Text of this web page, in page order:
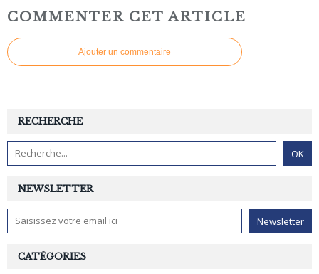
COMMENTER CET ARTICLE
Ajouter un commentaire
NEWSLETTER
RECHERCHE
CATÉGORIES